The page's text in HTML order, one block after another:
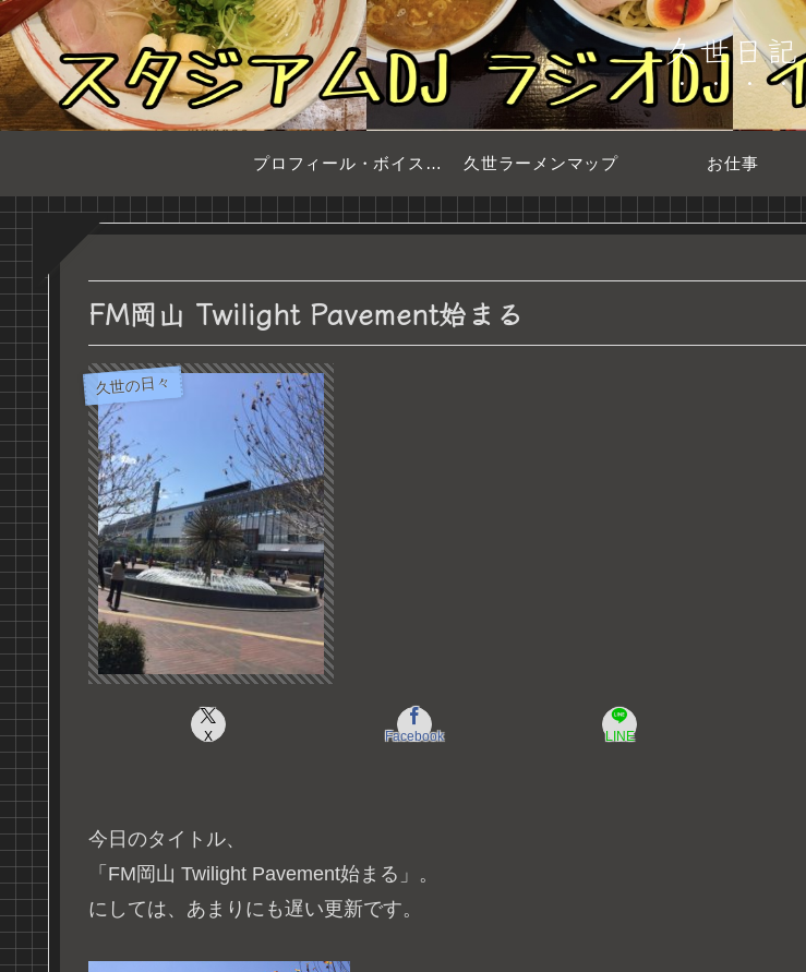
久世日記
プロフィール・ボイスサンプル 久世ラーメンマップ お仕事
FM岡山 Twilight Pavement始まる
久世の日々
X Facebook LINE
今日のタイトル、
「FM岡山 Twilight Pavement始まる」。
にしては、あまりにも遅い更新です。